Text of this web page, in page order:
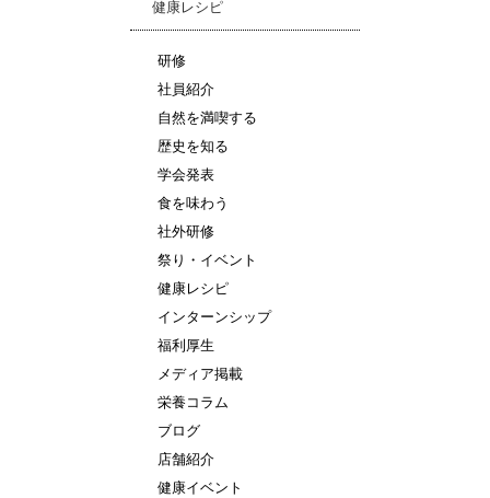
健康レシピ
研修
社員紹介
自然を満喫する
歴史を知る
学会発表
食を味わう
社外研修
祭り・イベント
健康レシピ
インターンシップ
福利厚生
メディア掲載
栄養コラム
ブログ
店舗紹介
健康イベント